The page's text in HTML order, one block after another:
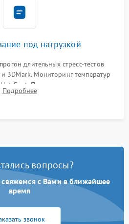
под нагрузкой
длительных стресс-тестов
3DMark. Мониторинг температур
Spot. Проверка на отсутствие
вылетов драйвера и зависаний.
Подробнее
вопросы?
свяжемся с Вами в ближайшее
время
звонок